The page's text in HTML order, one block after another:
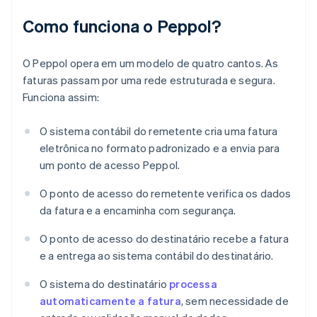
Como funciona o Peppol?
O Peppol opera em um modelo de quatro cantos. As
faturas passam por uma rede estruturada e segura.
Funciona assim:
O sistema contábil do remetente cria uma fatura
eletrônica no formato padronizado e a envia para
um ponto de acesso Peppol.
O ponto de acesso do remetente verifica os dados
da fatura e a encaminha com segurança.
O ponto de acesso do destinatário recebe a fatura
e a entrega ao sistema contábil do destinatário.
O sistema do destinatário processa
automaticamente a fatura, sem necessidade de